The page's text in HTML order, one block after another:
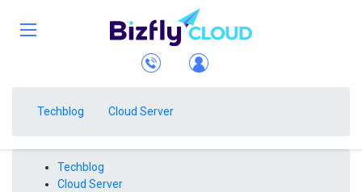
Techblog Cloud Server
Techblog
Cloud Server